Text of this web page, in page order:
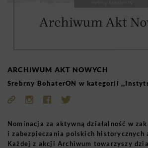
ARCHIWUM AKT NOWYCH
Srebrny BohaterON w kategorii
Nominacja za aktywną działalność w
i zabezpieczania polskich historycznych
Każdej z akcji Archiwum towarzyszy